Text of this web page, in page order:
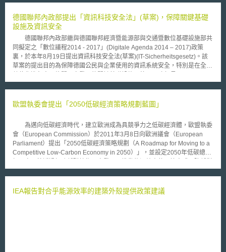
德國聯邦內政部提出「資訊科技安全法」(草案)，保障關鍵基礎
設施及資訊安全
德國聯邦內政部繼與德國聯邦經濟暨能源部與交通暨數位基礎設施部共
同擬定之「數位議程2014 - 2017」(Digitale Agenda 2014 – 2017)政策
裏，於本年8月19日提出資訊科技安全法(草案)(IT-Sicherheitsgesetz)。該
草案的提出目的為保障德國公民與企業使用的資訊系統安全，特別是在全國
在新聞發表會上，宣稱要讓德國成為全球資訊科技系統及數位基礎設施安全
力，提升外銷實力。 該草案的主要對象係關鍵基礎設施營運者
交通、醫療、水利、食品、金融與保險等領域的企業。「關鍵基礎設施」的
定義並未涵蓋德國聯邦政府部門之間使用的數據通信系統。不過，究竟係在
這些基礎設施領域的哪些企業該受到資訊科技法的約束，德國內政部將陸續
與各相關部會研討後再以行政法規的方式明確表列出來。 關鍵基礎設
施企業必須採取適當的保護措施以保障關鍵基礎設施的正常運行。所採取的
定的付出成本比例。不過衡量標準，最後還是得由德國聯邦資訊安全局
之企業需兩年內完成安全防護措施的設置。為防止電信系統非法入侵，該草
歐盟執委會提出「2050低碳經濟策略規劃藍圖」
為邁向低碳經濟時代，建立歐洲成為具競爭力之低碳經濟體，歐盟執委
會（European Commission）於2011年3月8日向歐洲議會（European
Parliament）提出「2050低碳經濟策略規劃（A Roadmap for Moving to a
Competitive Low-Carbon Economy in 2050）」，並設定2050年低碳總目
石化燃料依賴，並提昇區域內更多就業機會。 隨著近期中東與北非地
並降低未來各國經濟成長率。歐盟執委會認為，必須積極促進歐洲國家，經
IEA報告對合乎能源效率的建築外殼提供政策建議